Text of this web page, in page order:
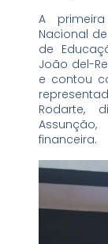
A
Nacional
de
João del-
e contou
Rodarte,
financeira.